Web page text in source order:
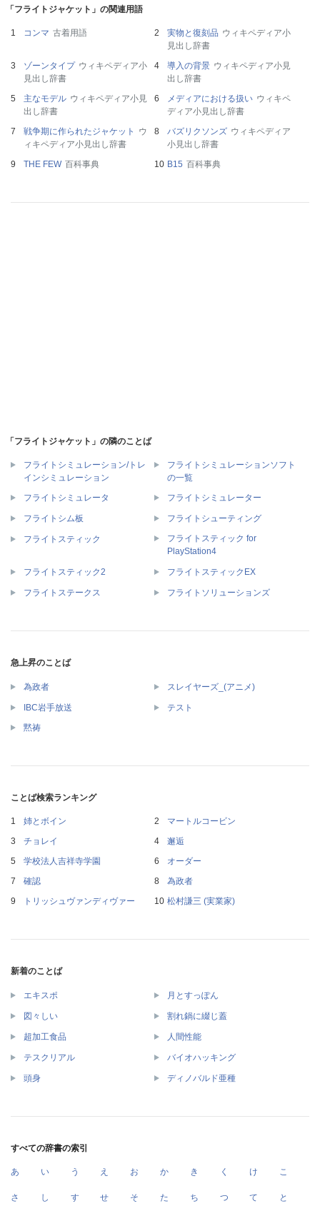
「フライトジャケット」の関連用語
コンマ 古着用語 実物と復刻品 ウィキペディア小
見出し辞書
ゾーンタイプ ウィキペディア小
見出し辞書
導入の背景 ウィキペディア小見
出し辞書
主なモデル ウィキペディア小見
出し辞書
メディアにおける扱い ウィキペ
ディア小見出し辞書
戦争期に作られたジャケット
ウ
ィキペディア小見出し辞書
バズリクソンズ ウィキペディア
小見出し辞書
THE FEW 百科事典 B15 百科事典
「フライトジャケット」の隣のことば
フライトシミュレーション/トレ
インシミュレーション
フライトシミュレーションソフト
の一覧
フライトシミュレータ フライトシミュレーター
フライトシム板 フライトシューティング
フライトスティック
フライトスティック for
PlayStation4
フライトスティック2 フライトスティックEX
フライトステークス フライトソリューションズ
急上昇のことば
為政者 スレイヤーズ_(アニメ)
IBC岩手放送 テスト
黙祷
ことば検索ランキング
姉とボイン
マートルコービン
チョレイ
邂逅
学校法人吉祥寺学園
オーダー
確認
為政者
トリッシュヴァンディヴァー
松村謙三 (実業家)
新着のことば
エキスポ 月とすっぽん
図々しい 割れ鍋に綴じ蓋
超加工食品 人間性能
テスクリアル バイオハッキング
頭身 ディノバルド亜種
すべての辞書の索引
あ い う え お か き く け こ
さ し す せ そ た ち つ て と